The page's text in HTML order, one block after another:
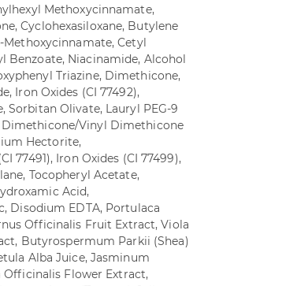
Methoxycinnamate,
Cyclohexasiloxane, Butylene
Cetyl
Benzoate, Niacinamide, Alcohol
Triazine, Dimethicone,
Iron Oxides (CI 77492),
Sorbitan Olivate, Lauryl PEG-9
Vinyl Dimethicone
Hectorite,
77491), Iron Oxides (CI 77499),
Tocopheryl Acetate,
Acid,
Disodium EDTA, Portulaca
Officinalis Fruit Extract, Viola
Butyrospermum Parkii (Shea)
Alba Juice, Jasminum
Flower Extract,